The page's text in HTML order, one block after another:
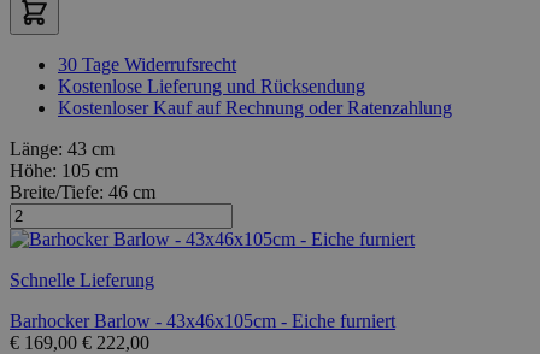
30 Tage Widerrufsrecht
Kostenlose Lieferung und Rücksendung
Kostenloser Kauf auf Rechnung oder Ratenzahlung
Länge: 43 cm
Höhe: 105 cm
Breite/Tiefe: 46 cm
Schnelle Lieferung
Barhocker Barlow - 43x46x105cm - Eiche furniert
€ 169,00 € 222,00